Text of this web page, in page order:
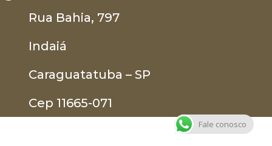
Rua Bahia, 797
Indaiá
Caraguatatuba – SP
Cep 11665-071
Fale conosco